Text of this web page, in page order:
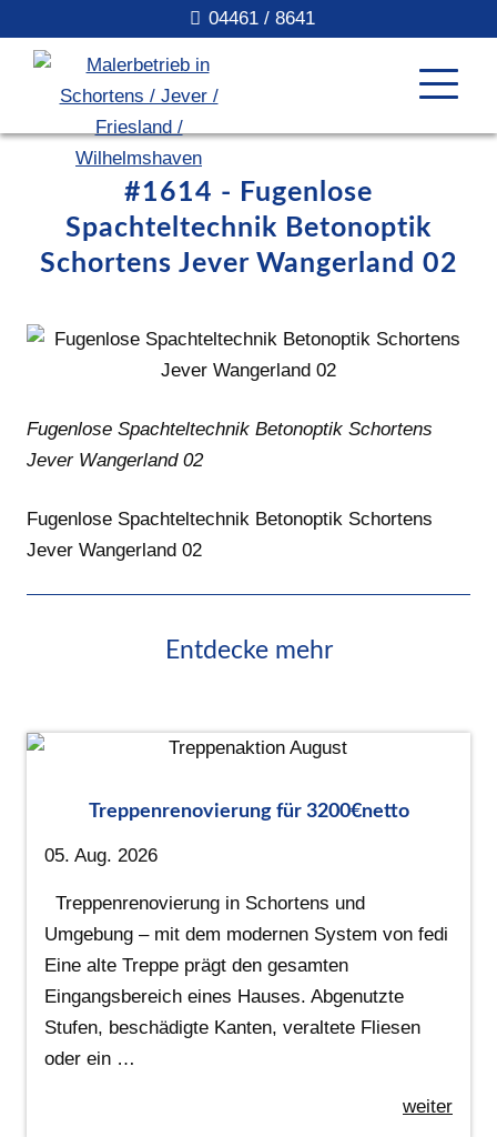
04461 / 8641
#1614 - Fugenlose
Spachteltechnik Betonoptik
Schortens Jever Wangerland 02
Fugenlose Spachteltechnik Betonoptik Schortens
Jever Wangerland 02
Fugenlose Spachteltechnik Betonoptik Schortens
Jever Wangerland 02
Entdecke mehr
Treppenrenovierung für 3200€netto
05. Aug. 2026
Treppenrenovierung in Schortens und
Umgebung – mit dem modernen System von fedi
Eine alte Treppe prägt den gesamten
Eingangsbereich eines Hauses. Abgenutzte
Stufen, beschädigte Kanten, veraltete Fliesen
oder ein …
weiter